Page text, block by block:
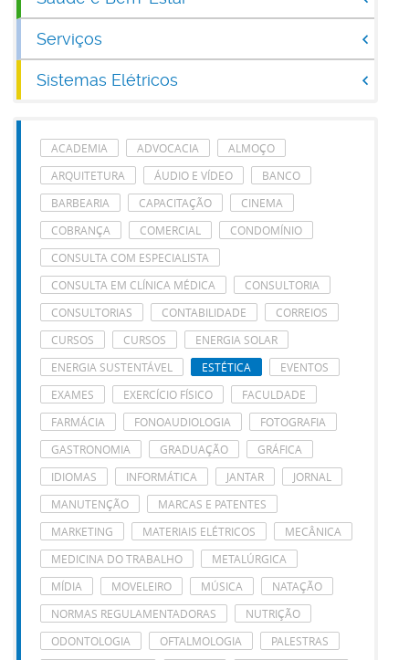
Serviços
Sistemas Elétricos
ACADEMIA ADVOCACIA
ALMOÇO
ARQUITETURA
ÁUDIO E VÍDEO
BANCO
BARBEARIA
CAPACITAÇÃO
CINEMA
COBRANÇA
COMERCIAL
CONDOMÍNIO
CONSULTA COM ESPECIALISTA
CONSULTA EM CLÍNICA MÉDICA
CONSULTORIA
CONSULTORIAS
CONTABILIDADE
CORREIOS
CURSOS
CURSOS
ENERGIA SOLAR
ENERGIA SUSTENTÁVEL
ESTÉTICA
EVENTOS
EXAMES
EXERCÍCIO FÍSICO
FACULDADE
FARMÁCIA
FONOAUDIOLOGIA
FOTOGRAFIA
GASTRONOMIA
GRADUAÇÃO
GRÁFICA
IDIOMAS
INFORMÁTICA JANTAR
JORNAL
MANUTENÇÃO
MARCAS E PATENTES
MARKETING
MATERIAIS ELÉTRICOS
MECÂNICA
MEDICINA DO TRABALHO
METALÚRGICA
MÍDIA
MOVELEIRO MÚSICA
NATAÇÃO
NORMAS REGULAMENTADORAS
NUTRIÇÃO
ODONTOLOGIA
OFTALMOLOGIA
PALESTRAS